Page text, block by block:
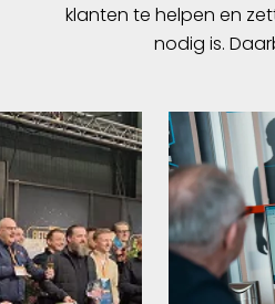
klanten te helpen en
nodig is.